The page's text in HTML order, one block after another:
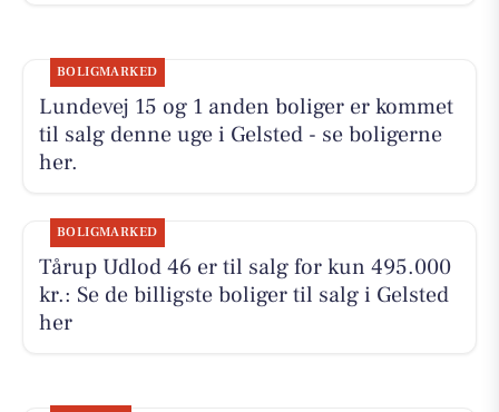
BOLIGMARKED
Lundevej 15 og 1 anden boliger er kommet
til salg denne uge i Gelsted - se boligerne
her.
BOLIGMARKED
Tårup Udlod 46 er til salg for kun 495.000
kr.: Se de billigste boliger til salg i Gelsted
her